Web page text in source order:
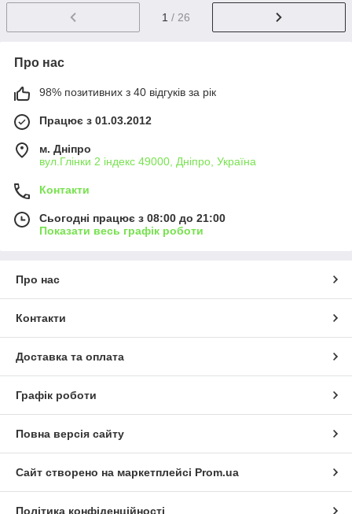
1 / 26
Про нас
98% позитивних з 40 відгуків за рік
Працює з 01.03.2012
м. Дніпро
вул.Глінки 2 індекс 49000, Дніпро, Україна
Контакти
Сьогодні працює з 08:00 до 21:00
Показати весь графік роботи
Про нас
Контакти
Доставка та оплата
Графік роботи
Повна версія сайту
Сайт створено на маркетплейсі Prom.ua
Політика конфіденційності